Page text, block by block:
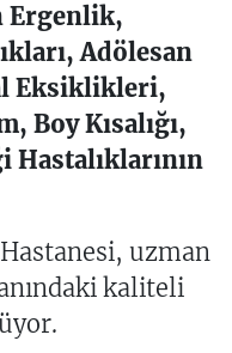
Ergenlik,
Adölesan
Eksiklikleri,
Boy Kısalığı,
Hastalıklarının
uzman
kaliteli